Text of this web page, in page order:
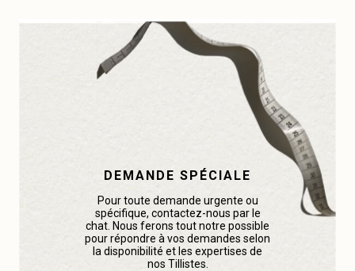
DEMANDE SPÉCIALE
Pour toute demande urgente ou
spécifique, contactez-nous par le
chat. Nous ferons tout notre possible
pour répondre à vos demandes selon
la disponibilité et les expertises de
nos Tillistes.